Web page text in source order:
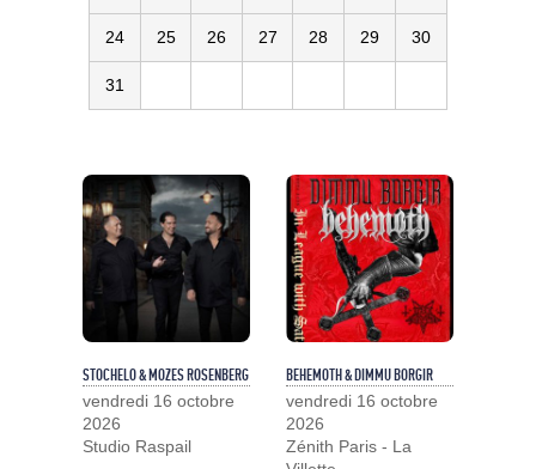
24 25 26 27 28 29 30
31
STOCHELO & MOZES ROSENBERG
vendredi 16 octobre
2026
Studio Raspail
BEHEMOTH & DIMMU BORGIR
vendredi 16 octobre
2026
Zénith Paris - La